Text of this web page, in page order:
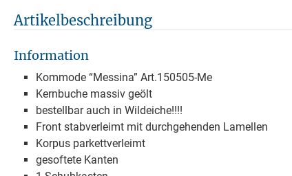
Artikelbeschreibung
Information
Kommode “Messina” Art.150505-Me
Kernbuche massiv geölt
bestellbar auch in Wildeiche!!!!
Front stabverleimt mit durchgehenden Lamellen
Korpus parkettverleimt
gesoftete Kanten